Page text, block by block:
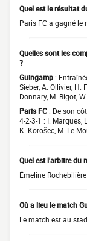
Quel est le résultat
Paris FC a gagné le
Quelles sont les
?
Guingamp :
Sieber, A. Ollivier, H.
Donnary, M. Bigot,
Paris FC : De son
4-2-3-1 : I. Marques,
K. Korošec, M. Le
Quel est l'arbitre du
Émeline
Où a lieu le match
Le match est au